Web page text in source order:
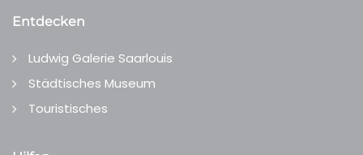
Entdecken
Ludwig Galerie Saarlouis
Städtisches Museum
Touristisches